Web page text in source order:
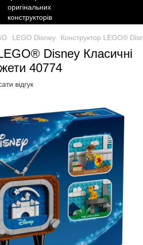
LEGO Disney Конструктор LEGO®
Disney Класичні
40774
відгук